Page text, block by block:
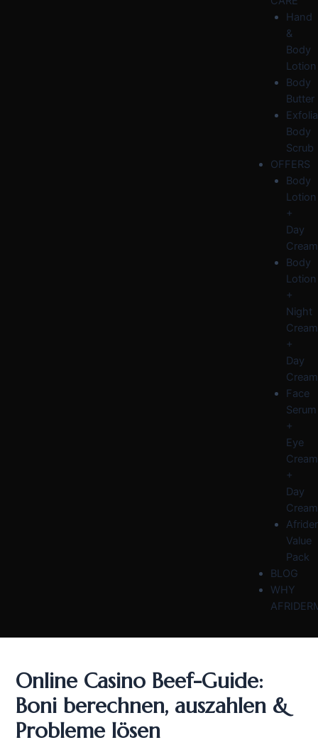
Hand
&
Body
Lotion
Body
Butter
Body
Scrub
OFFERS
Body
Lotion
+
Day
Cream
Body
Lotion
+
Night
Cream
+
Day
Cream
Face
Serum
+
Eye
Cream
+
Day
Cream
Value
Pack
BLOG
WHY
Online Casino Beef-Guide:
Boni berechnen, auszahlen &
Probleme lösen